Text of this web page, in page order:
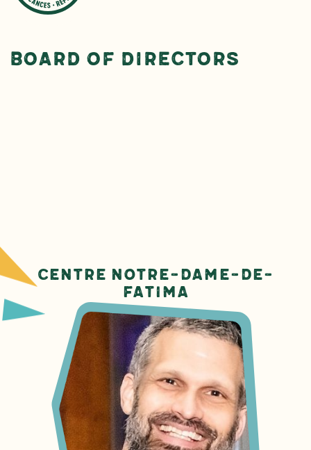
Board of Directors
Centre Notre-Dame-de-
Fatima